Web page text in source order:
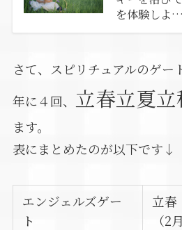
を体験しよ…
さて、スピリチュアルのゲー
年に４回、 立春立夏
ます。
表にまとめたのが以下です↓
エンジェルズゲー
ト
立春
（2